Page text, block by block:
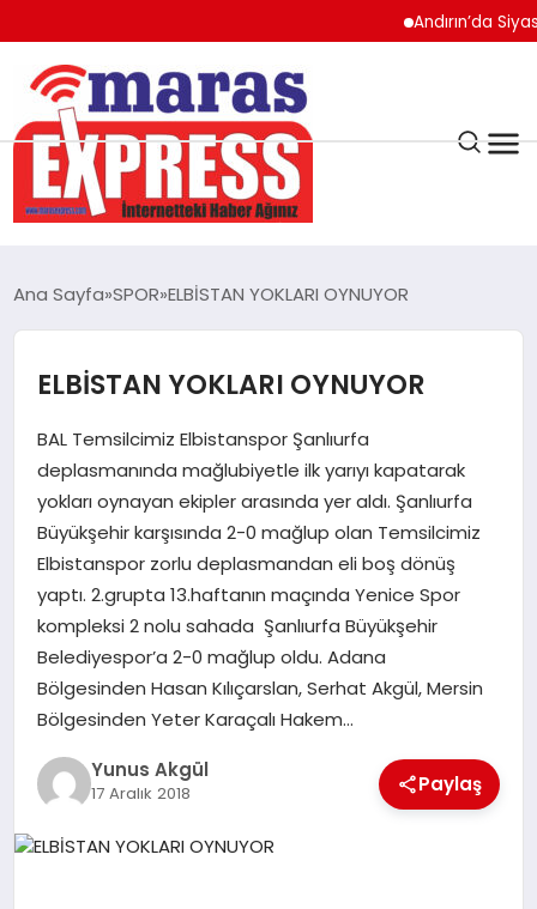
Andırın’da Siyasi
K.MARAŞ
AFŞİN
ÇAĞLAYANCERİT
BİZE ULAŞIN
GÖKSUN
TÜRKOĞLU
Ana Sayfa SPOR ELBİSTAN YOKLARI OYNUYOR
ELBİSTAN YOKLARI OYNUYOR
BAL Temsilcimiz Elbistanspor Şanlıurfa
deplasmanında mağlubiyetle ilk yarıyı kapatarak
yokları oynayan ekipler arasında yer aldı. Şanlıurfa
Büyükşehir karşısında 2-0 mağlup olan Temsilcimiz
Elbistanspor zorlu deplasmandan eli boş dönüş
yaptı. 2.grupta 13.haftanın maçında Yenice Spor
kompleksi 2 nolu sahada Şanlıurfa Büyükşehir
Belediyespor’a 2-0 mağlup oldu. Adana
Bölgesinden Hasan Kılıçarslan, Serhat Akgül, Mersin
Bölgesinden Yeter Karaçalı Hakem…
Yunus Akgül
17 Aralık 2018 Paylaş